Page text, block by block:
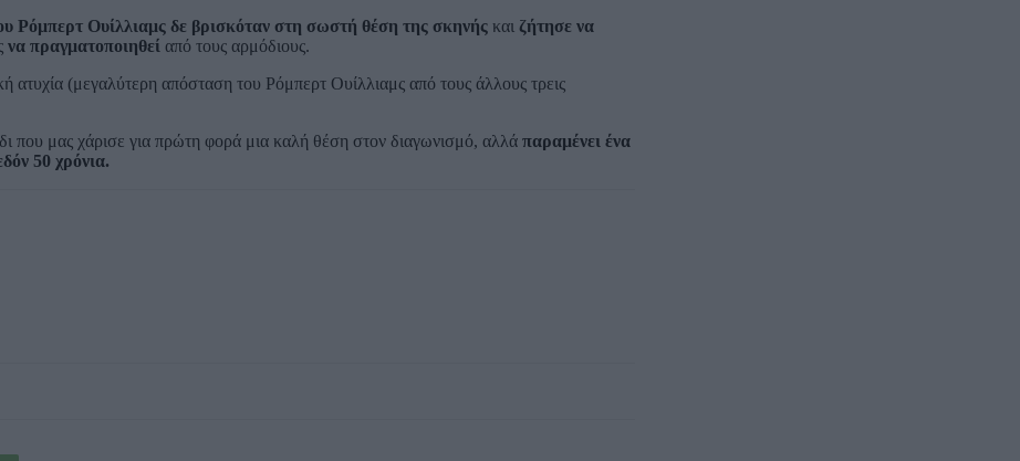
Ρόμπερτ Ουίλλιαμς δε βρισκόταν στη σωστή θέση της σκηνής και ζήτησε να
να πραγματοποιηθεί από τους αρμόδιους.
ατυχία (μεγαλύτερη απόσταση του Ρόμπερτ Ουίλλιαμς από τους άλλους τρεις
που μας χάρισε για πρώτη φορά μια καλή θέση στον διαγωνισμό, αλλά παραμένει ένα
50 χρόνια.